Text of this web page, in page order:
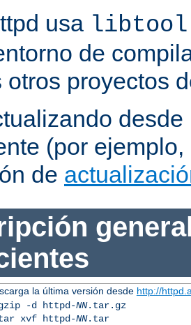
usa libtool
de
otros proyectos
(por
de
la última versión desde http://
-d httpd-NN.tar.gz
xvf httpd-NN.tar